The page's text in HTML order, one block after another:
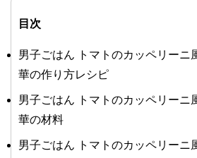
目次
男子ごはん トマトのカッペリーニ
華の作り方レシピ
男子ごはん トマトのカッペリーニ
華の材料
男子ごはん トマトのカッペリーニ